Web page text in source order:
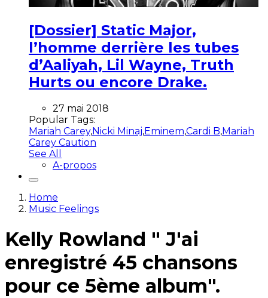
[Dossier] Static Major,
l’homme derrière les tubes
d’Aaliyah, Lil Wayne, Truth
Hurts ou encore Drake.
27 mai 2018
Popular Tags:
Mariah Carey,Nicki Minaj,Eminem,Cardi B,Mariah
Carey Caution
See All
A-propos
Home
Music Feelings
Kelly Rowland " J'ai
enregistré 45 chansons
pour ce 5ème album".